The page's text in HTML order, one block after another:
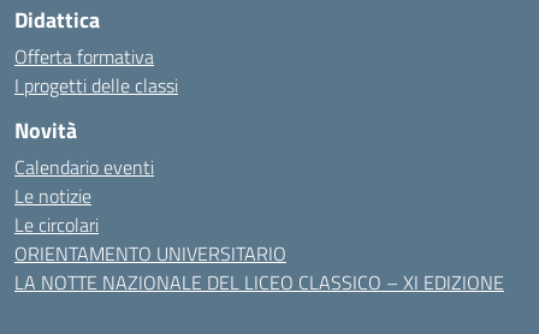
Didattica
Offerta formativa
I progetti delle classi
Novità
Calendario eventi
Le notizie
Le circolari
ORIENTAMENTO UNIVERSITARIO
LA NOTTE NAZIONALE DEL LICEO CLASSICO – XI EDIZIONE